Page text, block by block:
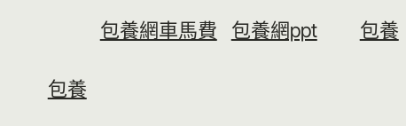
包養網車馬費 包養網ppt 包養
包養